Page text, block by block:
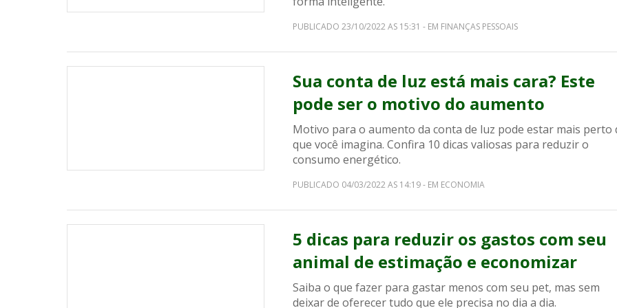
PUBLICADO 23/10/2022 AS 15:31 - EM FINANÇAS PESSOAIS
Sua conta de luz está mais cara? Este
pode ser o motivo do aumento
Motivo para o aumento da conta de luz pode estar mais perto
que você imagina. Confira 10 dicas valiosas para reduzir o
consumo energético.
PUBLICADO 04/03/2022 AS 14:19 - EM ECONOMIA
5 dicas para reduzir os gastos com seu
animal de estimação e economizar
Saiba o que fazer para gastar menos com seu pet, mas sem
deixar de oferecer tudo que ele precisa no dia a dia.